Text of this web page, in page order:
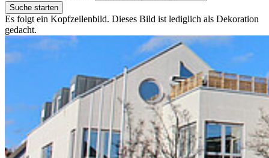
Suche starten
Es folgt ein Kopfzeilenbild. Dieses Bild ist lediglich als Dekoration
gedacht.